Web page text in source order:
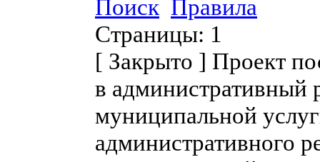
Поиск Правила
Страницы: 1
[ Закрыто ] Проект
в административный
муниципальной
административного